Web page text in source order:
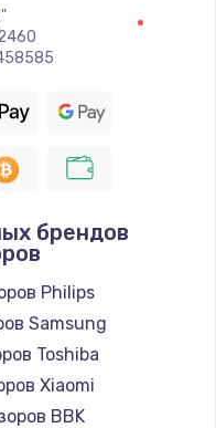
пайка
Fi модуля
брендов
Philips
Samsung
Toshiba
Xiaomi
BBK